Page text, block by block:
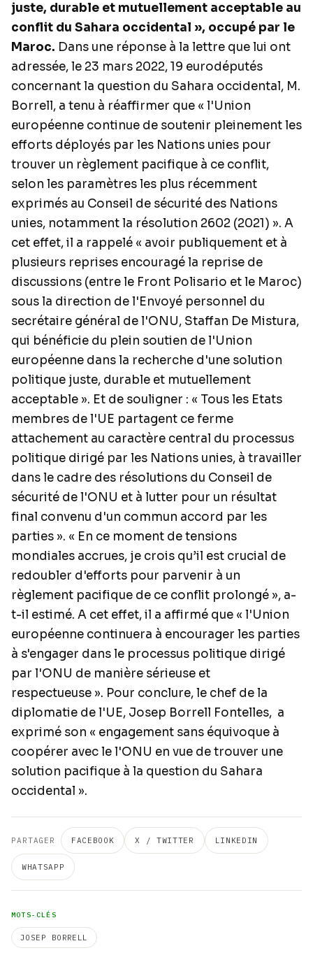
juste, durable et mutuellement acceptable au
conflit du Sahara occidental », occupé par le
Maroc. Dans une réponse à la lettre que lui ont
adressée, le 23 mars 2022, 19 eurodéputés
concernant la question du Sahara occidental, M.
Borrell, a tenu à réaffirmer que « l'Union
européenne continue de soutenir pleinement les
efforts déployés par les Nations unies pour
trouver un règlement pacifique à ce conflit,
selon les paramètres les plus récemment
exprimés au Conseil de sécurité des Nations
unies, notamment la résolution 2602 (2021) ». A
cet effet, il a rappelé « avoir publiquement et à
plusieurs reprises encouragé la reprise de
discussions (entre le Front Polisario et le Maroc)
sous la direction de l'Envoyé personnel du
secrétaire général de l'ONU, Staffan De Mistura,
qui bénéficie du plein soutien de l'Union
européenne dans la recherche d'une solution
politique juste, durable et mutuellement
acceptable ». Et de souligner : « Tous les Etats
membres de l'UE partagent ce ferme
attachement au caractère central du processus
politique dirigé par les Nations unies, à travailler
dans le cadre des résolutions du Conseil de
sécurité de l'ONU et à lutter pour un résultat
final convenu d'un commun accord par les
parties ». « En ce moment de tensions
mondiales accrues, je crois qu’il est crucial de
redoubler d'efforts pour parvenir à un
règlement pacifique de ce conflit prolongé », a-
t-il estimé. A cet effet, il a affirmé que « l'Union
européenne continuera à encourager les parties
à s'engager dans le processus politique dirigé
par l'ONU de manière sérieuse et
respectueuse ». Pour conclure, le chef de la
diplomatie de l'UE, Josep Borrell Fontelles, a
exprimé son « engagement sans équivoque à
coopérer avec le l'ONU en vue de trouver une
solution pacifique à la question du Sahara
occidental ».
PARTAGER FACEBOOK X / TWITTER LINKEDIN
WHATSAPP
MOTS-CLÉS
JOSEP BORRELL